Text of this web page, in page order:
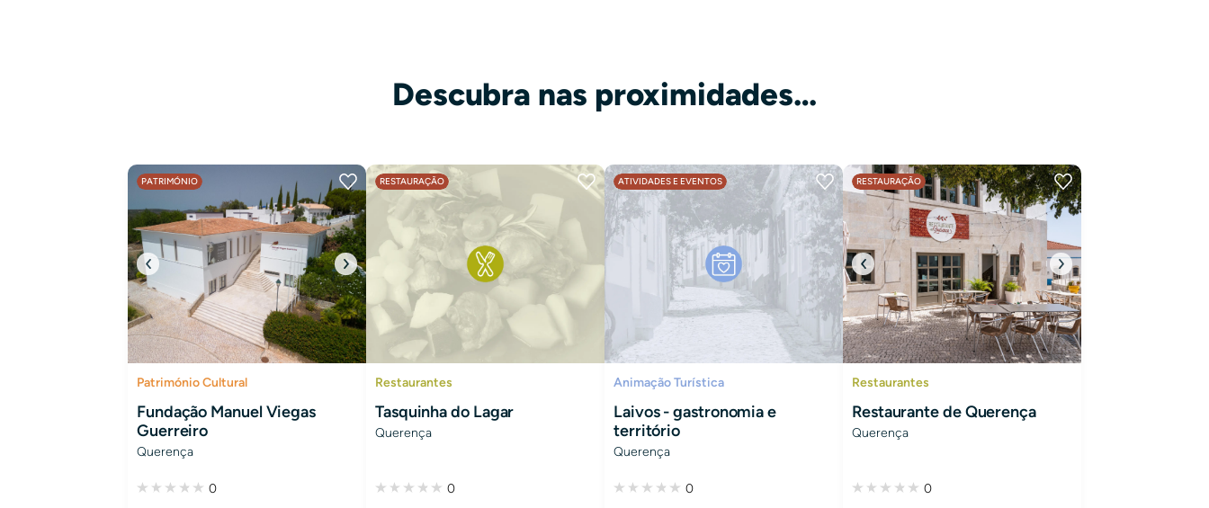
Descubra nas proximidades…
PATRIMÓNIO
Património Cultural
Fundação Manuel Viegas
Guerreiro
Querença
0
RESTAURAÇÃO
Restaurantes
Tasquinha do Lagar
Querença
0
ATIVIDADES E EVENTOS
Animação Turística
Laivos - gastronomia e
território
Querença
0
RESTAURAÇÃO
Restaurantes
Restaurante de Querença
Querença
0